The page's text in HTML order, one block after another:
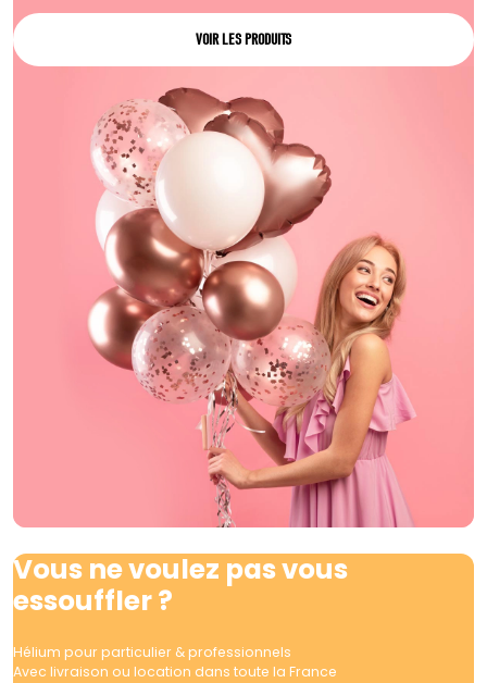
VOIR LES PRODUITS
Vous ne voulez pas vous
essouffler ?
Hélium pour particulier & professionnels
Avec livraison ou location dans toute la France